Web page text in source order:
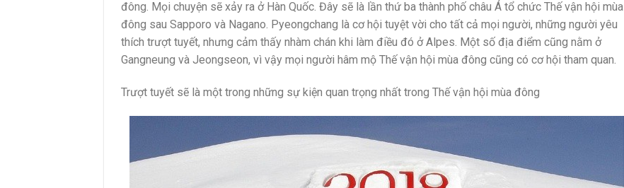
đông. Mọi chuyện sẽ xảy ra ở Hàn Quốc. Đây sẽ là lần thứ ba thành phố châu Á tổ chức Thế vận hội mùa
đông sau Sapporo và Nagano. Pyeongchang là cơ hội tuyệt vời cho tất cả mọi người, những người yêu
thích trượt tuyết, nhưng cảm thấy nhàm chán khi làm điều đó ở Alpes. Một số địa điểm cũng nằm ở
Gangneung và Jeongseon, vì vậy mọi người hâm mộ Thế vận hội mùa đông cũng có cơ hội tham quan.
Trượt tuyết sẽ là một trong những sự kiện quan trọng nhất trong Thế vận hội mùa đông